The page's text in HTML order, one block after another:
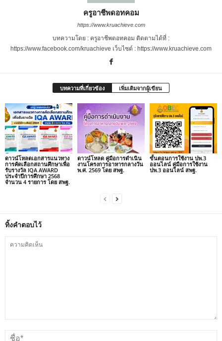
ครูอาชีพดอทคอม
https://www.kruachieve.com
บทความโดย : ครูอาชีพดอทคอม ติดตามได้ที่ :
https://www.facebook.com/kruachieve เว็บไซต์ : https://www.kruachieve.com
บทความที่เกี่ยวข้อง เพิ่มเติมจากผู้เขียน
ดาวน์โหลดเอกสารแนวทาง
การคัดเลือกสถานศึกษาเพื่อ
รับรางวัล IQA AWARD
ประจำปีการศึกษา 2568
จำนวน 4 รายการ โดย สพฐ.
ดาวน์โหลด คู่มือการดำเนิน
งานโครงการอาหารกลางวัน
พ.ศ. 2569 โดย สพฐ.
ขั้นตอนการใช้งาน ปพ.3
ออนไลน์ คู่มือการใช้งาน
ปพ.3 ออนไลน์ สพฐ.
ทิ้งคำตอบไว้